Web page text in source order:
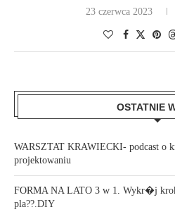
23 czerwca 2023
OSTATNIE
WARSZTAT KRAWIECKI- podcast o
projektowaniu
FORMA NA LATO 3 w 1. Wykr�j
pla??.DIY